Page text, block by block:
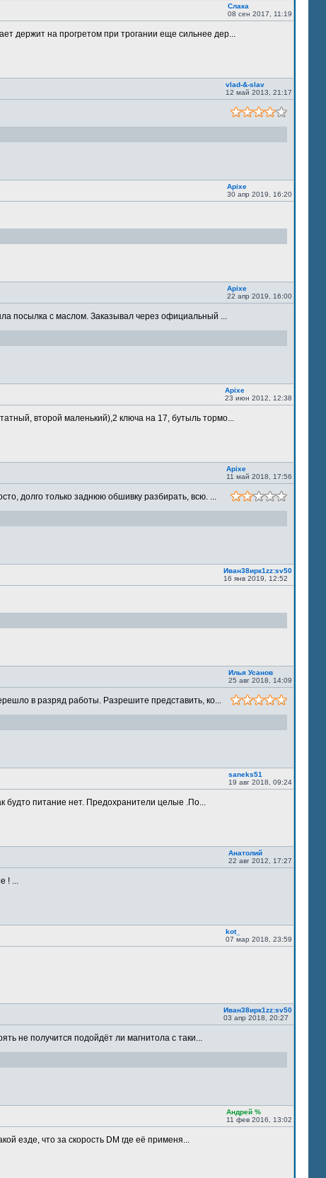
Слака
08 сен 2017, 11:19
держит на прогретом при трогании еще сильнее дер...
vlad-&-slav
12 май 2013, 21:17
Apixe
30 апр 2019, 16:20
Apixe
22 апр 2019, 16:00
посылка с маслом. Заказывал через официальный ...
Apixe
23 июн 2012, 12:38
второй маленький),2 ключа на 17, бутыль тормо...
Apixe
11 май 2018, 17:56
долго только заднюю обшивку разбирать, всю. ...
Иван38ирк1zz:sv50
16 янв 2019, 12:52
Илья Усанов
25 авг 2018, 14:09
в разряд работы. Разрешите представить, ко...
saneks51
19 авг 2018, 09:24
будто питание нет. Предохранители целые .По...
Анатолий
22 авг 2012, 17:27
! ...
kot_
07 мар 2018, 23:59
Иван38ирк1zz:sv50
03 апр 2018, 20:27
не получится подойдёт ли магнитола с таки...
Андрей %
11 фев 2016, 13:02
езде, что за скорость DM где её применя...